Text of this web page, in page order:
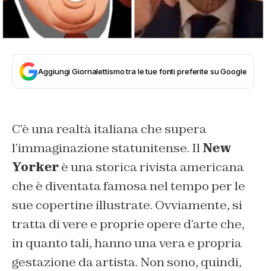
Aggiungi Giornalettismo tra le tue fonti preferite su Google
C’è una realtà italiana che supera
l’immaginazione statunitense. IlNew
Yorkerè una storica rivista americana
che è diventata famosa nel tempo per le
sue copertine illustrate. Ovviamente, si
tratta di vere e proprie opere d’arte che,
in quanto tali, hanno una vera e propria
gestazione da artista. Non sono, quindi,